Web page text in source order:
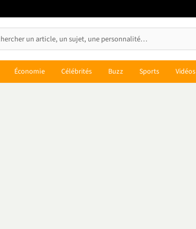
Économie Célébrités Buzz Sports Vidéos